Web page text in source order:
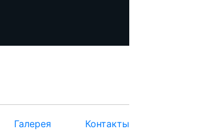
Галерея Контакты